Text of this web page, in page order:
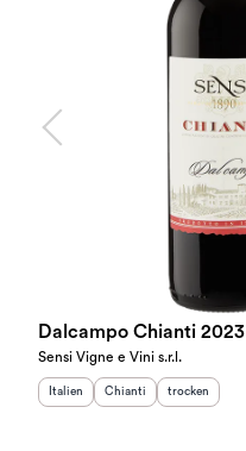
Dalcampo Chianti 2023
Sensi Vigne e Vini s.r.l.
Herkunftsland:
Italien Herkunftsregion:
Chianti Geschmack
trocken